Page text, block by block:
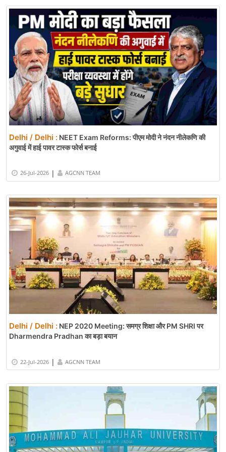
Delhi / Delhi : NEET Exam Reforms: पीएम मोदी ने नंदन नीलेकणि की
अगुवाई में हाई पावर टास्क फोर्स बनाई
26-Jul-2026 | AGCNN TEAM
Delhi / Delhi : NEP 2020 Meeting: समग्र शिक्षा और PM SHRI पर
Dharmendra Pradhan का बड़ा बयान
22-Jul-2026 | AGCNN TEAM